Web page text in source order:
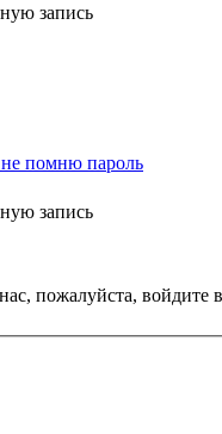
запись
помню пароль
запись
пожалуйста,